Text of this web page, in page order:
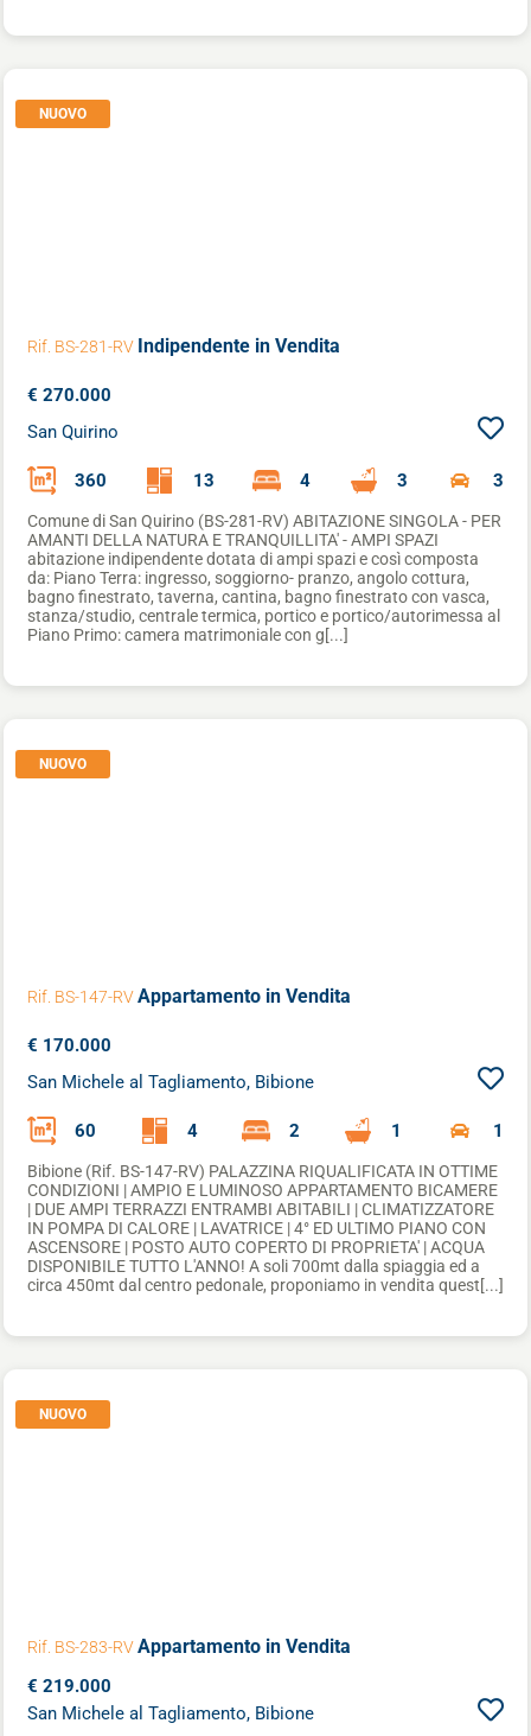
NUOVO
Rif. BS-281-RV Indipendente in Vendita
€ 270.000
San Quirino
360 13 4 3 3
Comune di San Quirino (BS-281-RV) ABITAZIONE SINGOLA - PER
AMANTI DELLA NATURA E TRANQUILLITA' - AMPI SPAZI
abitazione indipendente dotata di ampi spazi e così composta
da: Piano Terra: ingresso, soggiorno- pranzo, angolo cottura,
bagno finestrato, taverna, cantina, bagno finestrato con vasca,
stanza/studio, centrale termica, portico e portico/autorimessa al
Piano Primo: camera matrimoniale con g[...]
NUOVO
Rif. BS-147-RVAppartamento in Vendita
€ 170.000
San Michele al Tagliamento, Bibione
60 4 2 1 1
Bibione (Rif. BS-147-RV) PALAZZINA RIQUALIFICATA IN OTTIME
CONDIZIONI | AMPIO E LUMINOSO APPARTAMENTO BICAMERE
| DUE AMPI TERRAZZI ENTRAMBI ABITABILI | CLIMATIZZATORE
IN POMPA DI CALORE | LAVATRICE | 4° ED ULTIMO PIANO CON
ASCENSORE | POSTO AUTO COPERTO DI PROPRIETA' | ACQUA
DISPONIBILE TUTTO L'ANNO! A soli 700mt dalla spiaggia ed a
circa 450mt dal centro pedonale, proponiamo in vendita quest[...]
NUOVO
Rif. BS-283-RVAppartamento in Vendita
€ 219.000
San Michele al Tagliamento, Bibione